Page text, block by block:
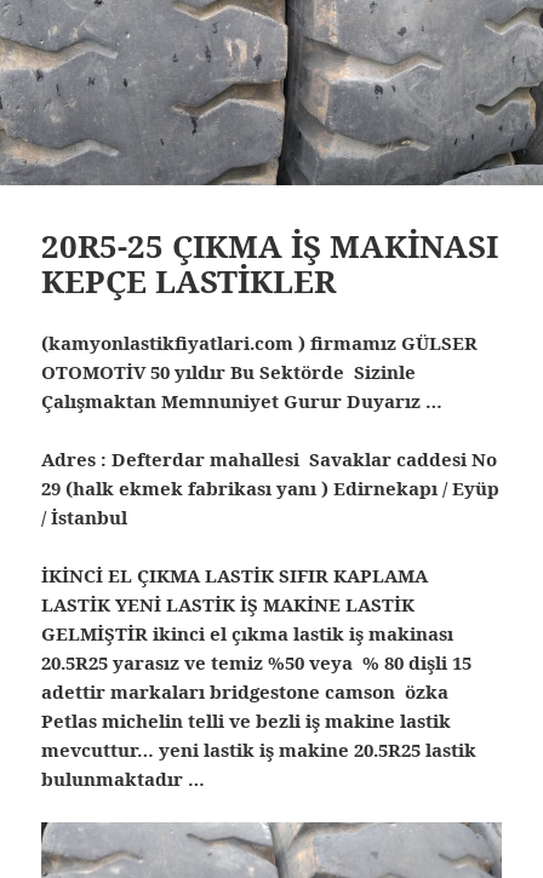
20R5-25 ÇIKMA İŞ MAKİNASI
KEPÇE LASTİKLER
(kamyonlastikfiyatlari.com ) firmamız GÜLSER
OTOMOTİV 50 yıldır Bu Sektörde Sizinle
Çalışmaktan Memnuniyet Gurur Duyarız …
Adres : Defterdar mahallesi Savaklar caddesi No
29 (halk ekmek fabrikası yanı ) Edirnekapı / Eyüp
/ İstanbul
İKİNCİ EL ÇIKMA LASTİK SIFIR KAPLAMA
LASTİK YENİ LASTİK İŞ MAKİNE LASTİK
GELMİŞTİR ikinci el çıkma lastik iş makinası
20.5R25 yarasız ve temiz %50 veya % 80 dişli 15
adettir markaları bridgestone camson özka
Petlas michelin telli ve bezli iş makine lastik
mevcuttur… yeni lastik iş makine 20.5R25 lastik
bulunmaktadır …